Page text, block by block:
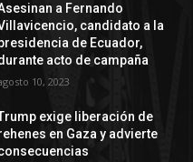
a Fernando
candidato a la
de Ecuador,
acto de campaña
10, 2023
exige liberación de
en Gaza y advierte